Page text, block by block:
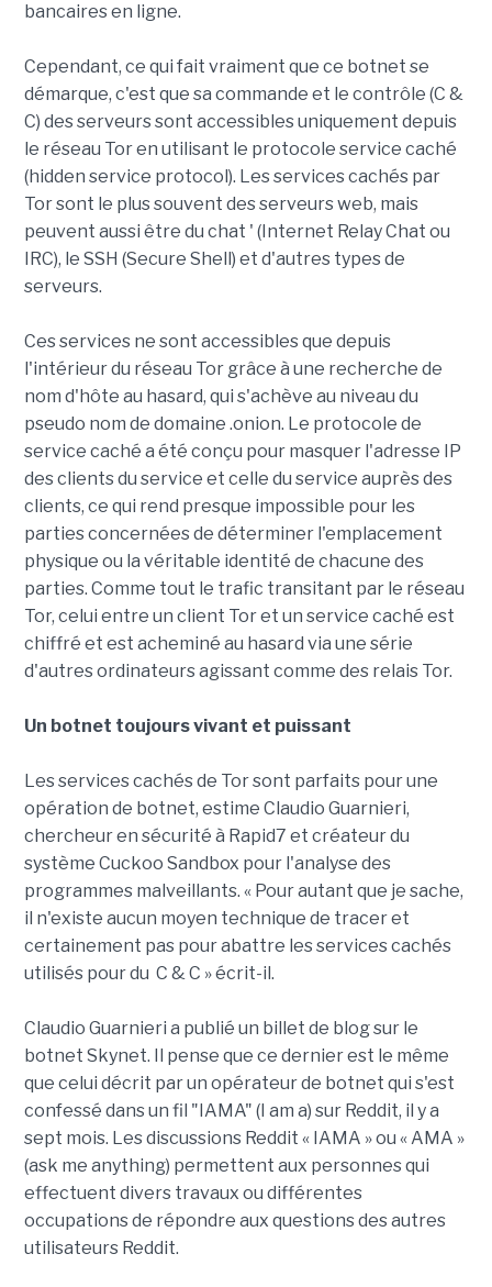
bancaires en ligne.
Cependant, ce qui fait vraiment que ce botnet se
démarque, c'est que sa commande et le contrôle (C &
C) des serveurs sont accessibles uniquement depuis
le réseau Tor en utilisant le protocole service caché
(hidden service protocol). Les services cachés par
Tor sont le plus souvent des serveurs web, mais
peuvent aussi être du chat ' (Internet Relay Chat ou
IRC), le SSH (Secure Shell) et d'autres types de
serveurs.
Ces services ne sont accessibles que depuis
l'intérieur du réseau Tor grâce à une recherche de
nom d'hôte au hasard, qui s'achève au niveau du
pseudo nom de domaine .onion. Le protocole de
service caché a été conçu pour masquer l'adresse IP
des clients du service et celle du service auprès des
clients, ce qui rend presque impossible pour les
parties concernées de déterminer l'emplacement
physique ou la véritable identité de chacune des
parties. Comme tout le trafic transitant par le réseau
Tor, celui entre un client Tor et un service caché est
chiffré et est acheminé au hasard via une série
d'autres ordinateurs agissant comme des relais Tor.
Un botnet toujours vivant et puissant
Les services cachés de Tor sont parfaits pour une
opération de botnet, estime Claudio Guarnieri,
chercheur en sécurité à Rapid7 et créateur du
système Cuckoo Sandbox pour l'analyse des
programmes malveillants. « Pour autant que je sache,
il n'existe aucun moyen technique de tracer et
certainement pas pour abattre les services cachés
utilisés pour du C & C » écrit-il.
Claudio Guarnieri a publié un billet de blog sur le
botnet Skynet. Il pense que ce dernier est le même
que celui décrit par un opérateur de botnet qui s'est
confessé dans un fil "IAMA" (I am a) sur Reddit, il y a
sept mois. Les discussions Reddit « IAMA » ou « AMA »
(ask me anything) permettent aux personnes qui
effectuent divers travaux ou différentes
occupations de répondre aux questions des autres
utilisateurs Reddit.